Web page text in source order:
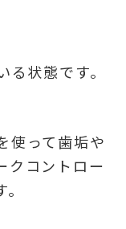
状態です。
使って歯垢や
クコントロー